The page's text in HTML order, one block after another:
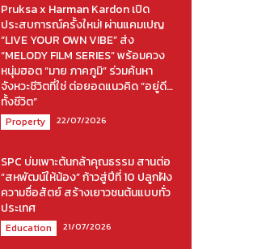
Pruksa x Harman Kardon เปิด
ประสบการณ์ครั้งใหม่! ผ่านแคมเปญ
“LIVE YOUR OWN VIBE” ส่ง
“MELODY FILM SERIES” พร้อมควง
หนุ่มฮอต “มาย ภาคภูมิ” ร่วมค้นหา
จังหวะชีวิตที่ใช่ ต่อยอดแนวคิด “อยู่ดี…
ทั้งชีวิต”
Property 22/07/2026
SPC บ่มเพาะต้นกล้าคุณธรรม สานต่อ
“สหพัฒน์ให้น้อง” ก้าวสู่ปีที่ 10 ปลูกฝัง
ความซื่อสัตย์ สร้างเยาวชนต้นแบบทั่ว
ประเทศ
Education 21/07/2026